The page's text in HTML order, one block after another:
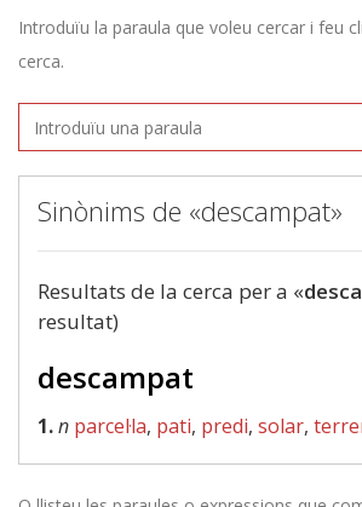
Introduïu la paraula que voleu cercar i feu
cerca.
Sinònims de «descampat»
Resultats de la cerca per a «
resultat)
descampat
1.n parcel·la, pati, predi, solar,